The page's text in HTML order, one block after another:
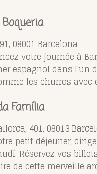
08001 Barcelona
votre journée à
espagnol dans l'un
les churros avec
Família
401, 08013
petit déjeuner,
Réservez vos
de cette merveille